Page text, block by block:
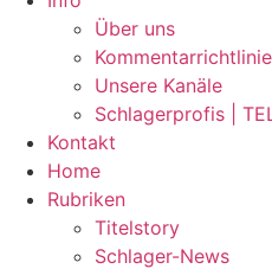
Über uns
Unsere Kanäle
Schlagerprofis |
Kontakt
Home
Rubriken
Titelstory
Schlager-News